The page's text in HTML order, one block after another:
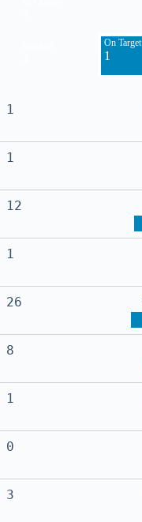
On Target
1
1
1
12
1
26
8
1
0
3